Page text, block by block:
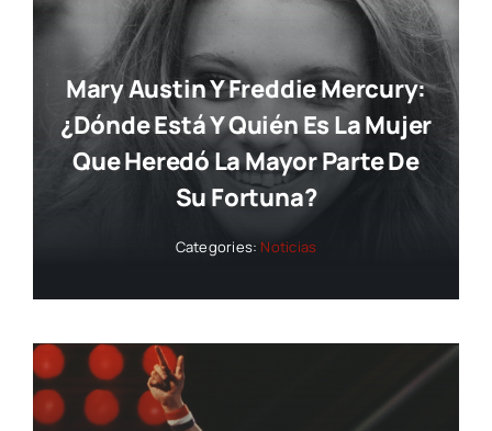
Mary Austin Y Freddie Mercury:
¿dónde Está Y Quién Es La Mujer
Que Heredó La Mayor Parte De
Su Fortuna?
Categories: Noticias